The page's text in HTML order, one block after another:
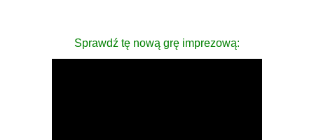
Sprawdź tę nową grę imprezową: